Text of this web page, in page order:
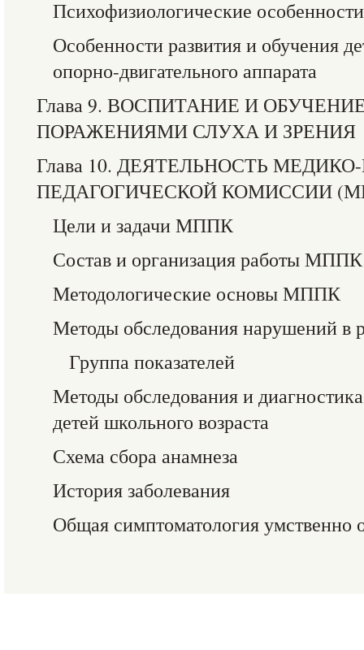
Психофизиологические особенности
Особенности развития и обучения
опорно-двигательного аппарата
Глава 9. ВОСПИТАНИЕ И
ПОРАЖЕНИЯМИ СЛУХА И ЗРЕНИЯ
Глава 10. ДЕЯТЕЛЬНОСТЬ
ПЕДАГОГИЧЕСКОЙ КОМИССИИ
Цели и задачи МППК
Состав и организация работы МППК
Методологические основы МППК
Методы обследования нарушений в
Группа показателей
Методы обследования и
детей школьного возраста
Схема сбора анамнеза
История заболевания
Общая симптоматология умственно